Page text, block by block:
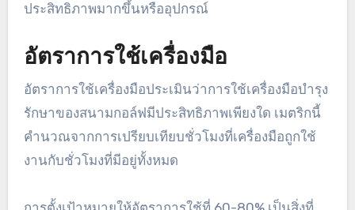
ประสิทธิภาพมากขึ้นหรืออุปกรณ์
อัตราการใช้เครื่องมือ
อัตราการใช้เครื่องมือประเมินว่าการใช้เครื่องมือบำรุง
รักษาของสนามกอล์ฟมีประสิทธิภาพเพียงใด เมตริกนี้
คำนวณจากการเปรียบเทียบชั่วโมงที่เครื่องมือถูกใช้
งานกับชั่วโมงที่มีอยู่ทั้งหมด